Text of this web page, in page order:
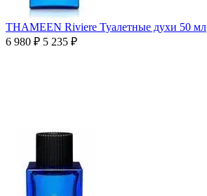
THAMEEN Riviere Туалетные духи 50 мл
6 980 ₽ 5 235 ₽